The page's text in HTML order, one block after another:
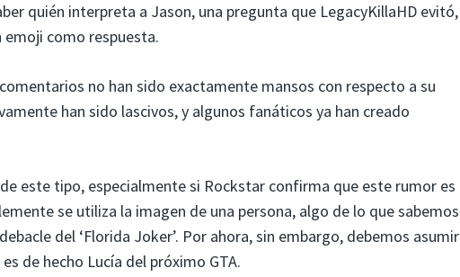
quién interpreta a Jason, una pregunta que LegacyKillaHD evitó,
emoji como respuesta.
no han sido exactamente mansos con respecto a su
han sido lascivos, y algunos fanáticos ya han creado
este tipo, especialmente si Rockstar confirma que este rumor es
se utiliza la imagen de una persona, algo de lo que sabemos
del ‘Florida Joker’. Por ahora, sin embargo, debemos asumir
de hecho Lucía del próximo GTA.